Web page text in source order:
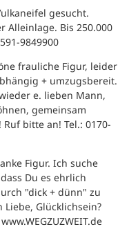
gesucht.
Alleinlage. Bis 250.000
9849900
frauliche Figur, leider
+ umzugsbereit.
e. lieben Mann,
gemeinsam
bitte an! Tel.: 0170-
Figur. Ich suche
Du es ehrlich
"dick + dünn" zu
Glücklichsein?